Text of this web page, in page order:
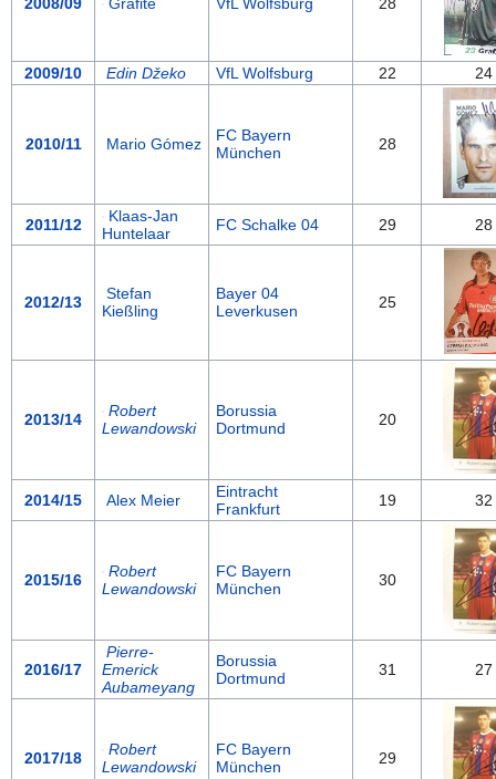
2009/10 Edin Džeko VfL Wolfsburg 22 24
2010/11 Mario Gómez
FC Bayern
München
28
2011/12
Klaas-Jan
Huntelaar
FC Schalke 04 29 28
2012/13
Stefan
Kießling
Bayer 04
Leverkusen
25
2013/14
Robert
Lewandowski
Borussia
Dortmund
20
2014/15 Alex Meier
Eintracht
Frankfurt
19 32
2015/16
Robert
Lewandowski
FC Bayern
München
30
2016/17
Pierre-
Emerick
Aubameyang
Borussia
Dortmund
31 27
2017/18
Robert
Lewandowski
FC Bayern
München
29